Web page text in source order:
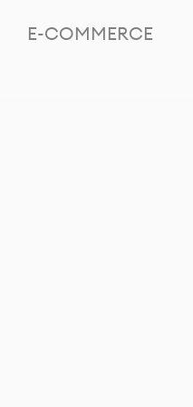
E-COMMERCE